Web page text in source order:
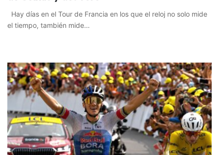
Hay días en el Tour de Francia en los que el reloj no solo mide
el tiempo, también mide…